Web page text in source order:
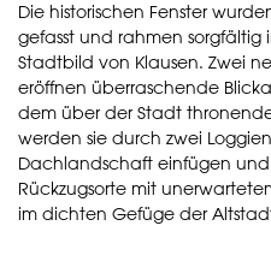
Die historischen Fenster
gefasst und rahmen sorgfältig
Stadtbild von Klausen. Zwei
eröffnen überraschende
dem über der Stadt
werden sie durch zwei
Dachlandschaft einfügen
Rückzugsorte mit
im dichten Gefüge der